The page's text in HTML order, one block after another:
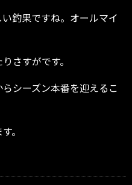
釣果ですね。オールマイ
さすがです。
シーズン本番を迎えるこ
。